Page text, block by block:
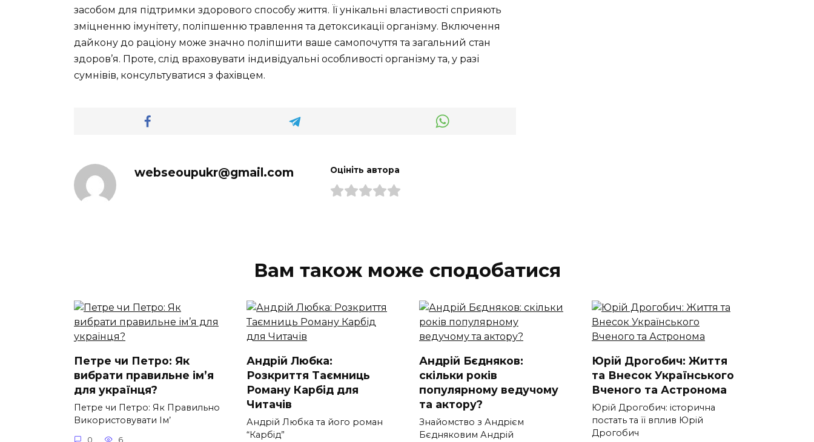
засобом для підтримки здорового способу життя. Її унікальні властивості сприяють
зміцненню імунітету, поліпшенню травлення та детоксикації організму. Включення
дайкону до раціону може значно поліпшити ваше самопочуття та загальний стан
здоров’я. Проте, слід враховувати індивідуальні особливості організму та, у разі
сумнівів, консультуватися з фахівцем.
webseoupukr@gmail.com Оцініть автора
Вам також може сподобатися
Петре чи Петро: Як
вибрати правильне ім’я
для українця?
Петре чи Петро: Як Правильно
Використовувати Ім’
0 6
Андрій Любка:
Розкриття Таємниць
Роману Карбід для
Читачів
Андрій Любка та його роман
“Карбід”
Андрій Бєдняков:
скільки років
популярному ведучому
та актору?
Знайомство з Андрієм
Бєдняковим Андрій
Юрій Дрогобич: Життя
та Внесок Українського
Вченого та Астронома
Юрій Дрогобич: історична
постать та її вплив Юрій
Дрогобич